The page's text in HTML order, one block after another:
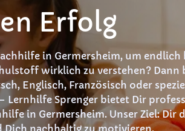
Erfolg
in Germersheim, um endlich
wirklich zu verstehen? Dann
Englisch, Französisch oder
Lernhilfe Sprenger bietet Dir
in Germersheim. Unser Ziel: Dir
Dich nachhaltig zu motivieren.